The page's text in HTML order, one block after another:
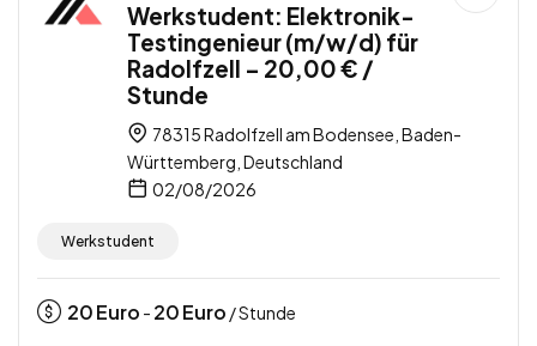
Werkstudent: Elektronik-
Testingenieur (m/w/d) für
Radolfzell – 20,00 € /
Stunde
78315 Radolfzell am Bodensee, Baden-
Württemberg, Deutschland
02/08/2026
Werkstudent
20Euro - 20Euro / Stunde